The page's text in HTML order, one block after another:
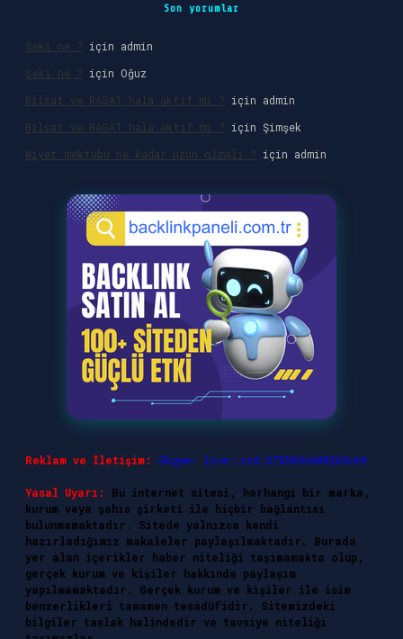
Son yorumlar
Seki ne ? için admin
Seki ne ? için Oğuz
Bilsat ve RASAT hala aktif mi ? için admin
Bilsat ve RASAT hala aktif mi ? için Şimşek
Niyet mektubu ne kadar uzun olmalı ? için admin
Reklam ve İletişim: Skype: live:.cid.575569c608265c69
Yasal Uyarı:
Bu internet sitesi, herhangi bir marka,
kurum veya şahıs şirketi ile hiçbir bağlantısı
bulunmamaktadır. Sitede yalnızca kendi
hazırladığımız makaleler paylaşılmaktadır. Burada
yer alan içerikler haber niteliği taşımamakta olup,
gerçek kurum ve kişiler hakkında paylaşım
yapılmamaktadır. Gerçek kurum ve kişiler ile isim
benzerlikleri tamamen tesadüfidir. Sitemizdeki
bilgiler taslak halindedir ve tavsiye niteliği